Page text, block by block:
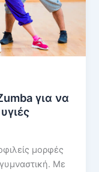
για να
μορφές
Με